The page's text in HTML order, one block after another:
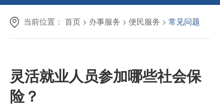
当前位置： 首页 > 办事服务 > 便民服务 > 常见问题
灵活就业人员参加哪些社会保
险？